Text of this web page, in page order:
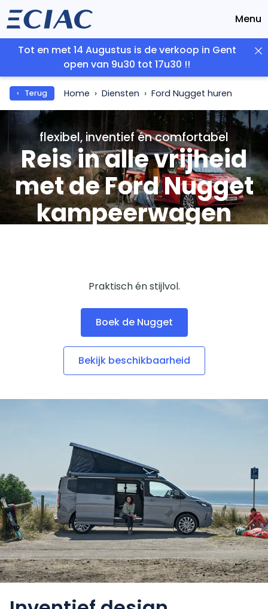
Menu
Tot en met 14 Augustus is de verkoop in Gent
open van 9u30 tot 17u30 !!
‹ Terug Home Diensten Ford Nugget huren
flexibel, inventief én comfortabel
Reis in alle vrijheid
met de Ford Nugget
kampeerwagen
Praktisch én stijlvol.
Boek de Nugget
Bekijk beschikbaarheid